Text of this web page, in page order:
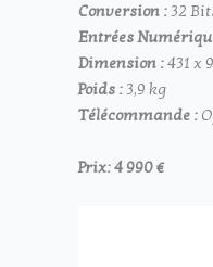
Conversion :32
Entrées
Dimension :431 x
Poids :3,9 kg
Télécommande :
Prix: 4 990 €